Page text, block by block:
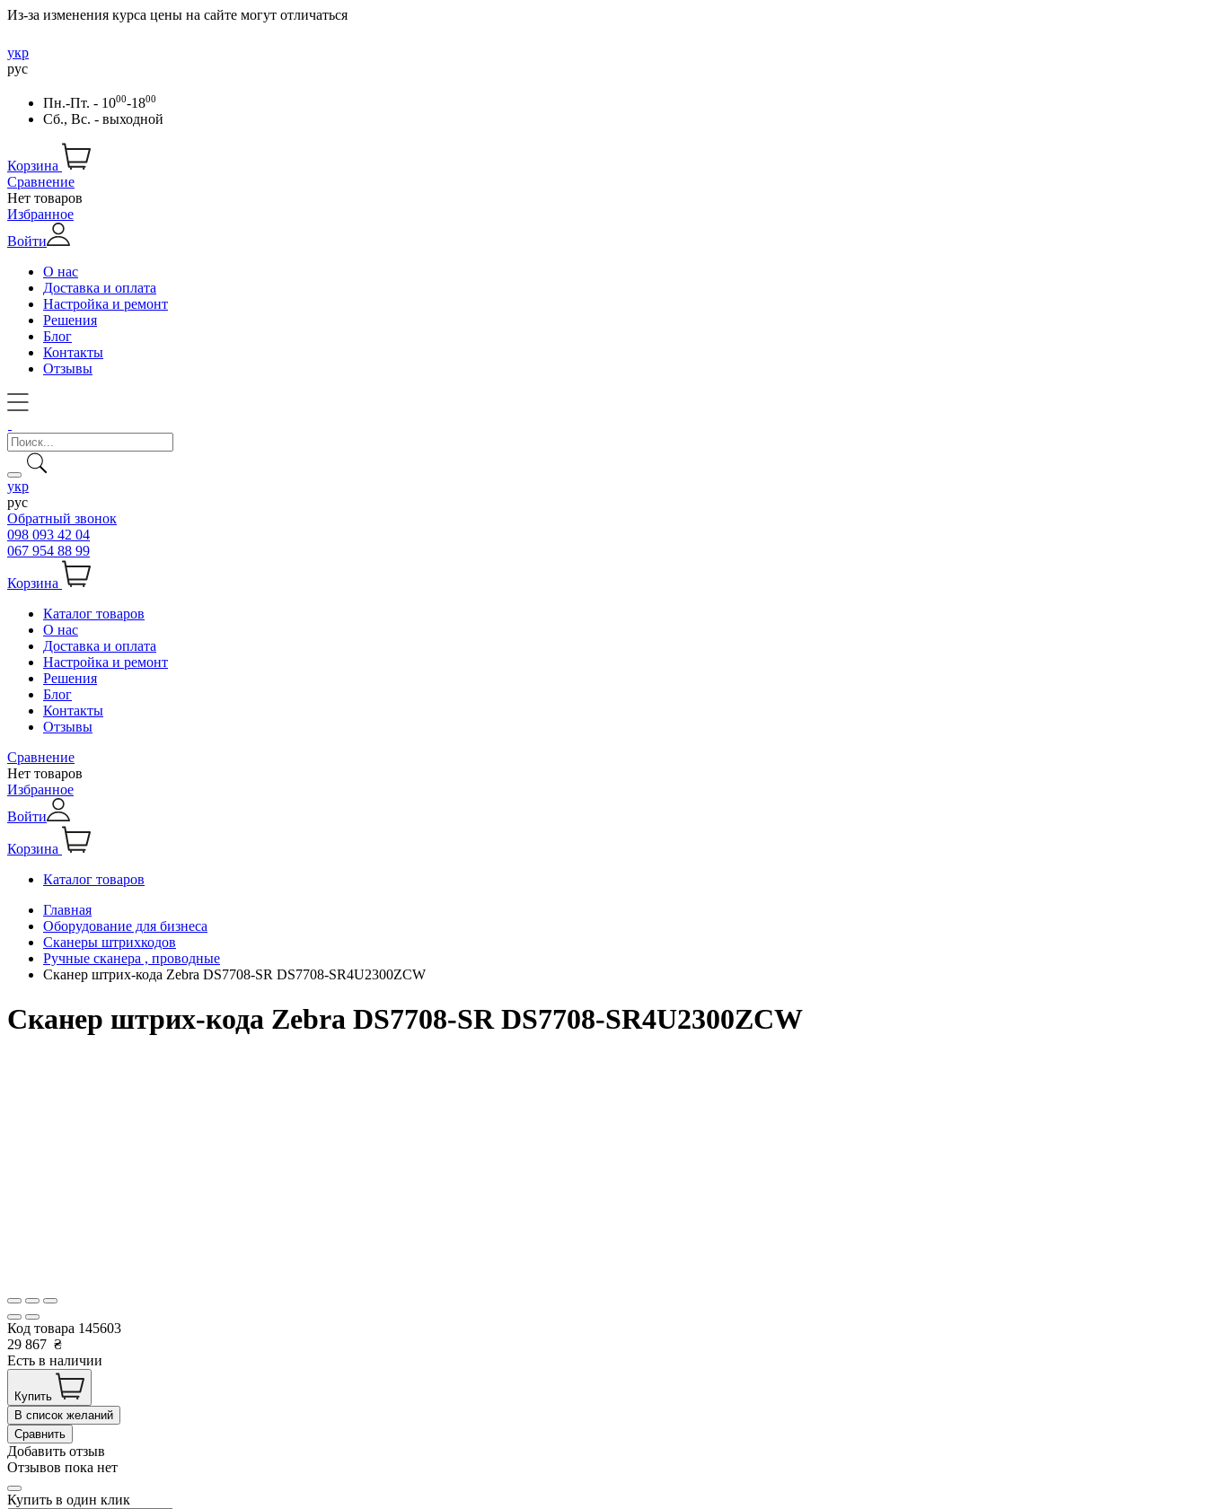
Из-за изменения курса цены на сайте могут отличаться
укр
рус
Пн.-Пт. - 1000-1800
Сб., Вс. - выходной
Корзина
Сравнение
Нет товаров
Избранное
Войти
О нас
Доставка и оплата
Настройка и ремонт
Решения
Блог
Контакты
Отзывы
укр
рус
Обратный звонок
098 093 42 04
067 954 88 99
Корзина
Каталог товаров
О нас
Доставка и оплата
Настройка и ремонт
Решения
Блог
Контакты
Отзывы
Сравнение
Нет товаров
Избранное
Войти
Корзина
Каталог товаров
Главная
Оборудование для бизнеса
Сканеры штрихкодов
Ручные сканера , проводные
Сканер штрих-кода Zebra DS7708-SR DS7708-SR4U2300ZCW
Сканер штрих-кода Zebra DS7708-SR DS7708-SR4U2300ZCW
Код товара 145603
29 867 ₴
Есть в наличии
Купить
В список желаний
Сравнить
Добавить отзыв
Отзывов пока нет
Купить в один клик